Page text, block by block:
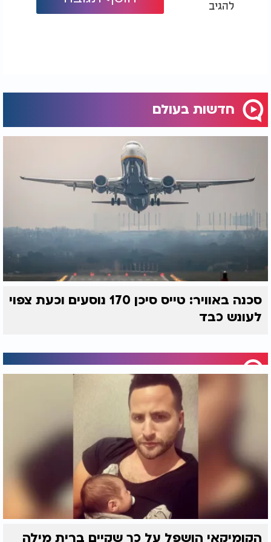
להגיב
חדשות בעולם
סכנה באוויר: טייס סיכן 170 נוסעים וכעת צפוי
לעונש כבד
הקומיקאי הושפל על כך שקיים ברית מילה